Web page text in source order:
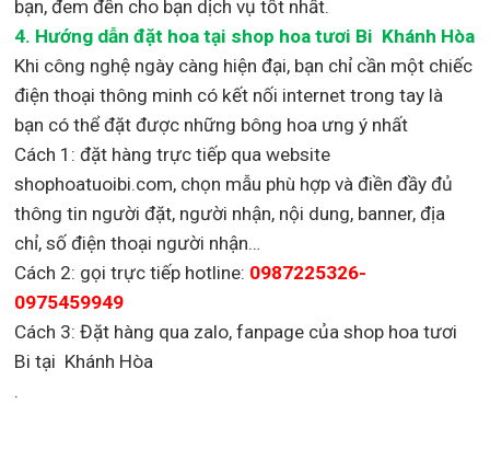
bạn, đem đến cho bạn dịch vụ tốt nhất.
4. Hướng dẫn đặt hoa tại shop hoa tươi Bi Khánh Hòa
Khi công nghệ ngày càng hiện đại, bạn chỉ cần một chiếc
điện thoại thông minh có kết nối internet trong tay là
bạn có thể đặt được những bông hoa ưng ý nhất
Cách 1: đặt hàng trực tiếp qua website
shophoatuoibi.com, chọn mẫu phù hợp và điền đầy đủ
thông tin người đặt, người nhận, nội dung, banner, địa
chỉ, số điện thoại người nhận…
Cách 2: gọi trực tiếp hotline: 0987225326-
0975459949
Cách 3: Đặt hàng qua zalo, fanpage của shop hoa tươi
Bi tại Khánh Hòa
.